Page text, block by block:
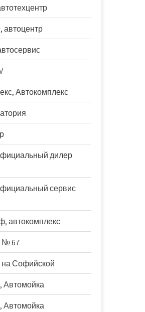
автоцентр
Автокомплекс
дилер
сервис
автокомплекс
№ 67
Софийской
Автомойка
Автомойка